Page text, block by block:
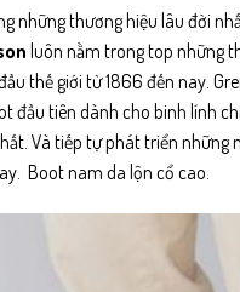
những thương hiệu lâu đời
luôn nằm trong top những
thế giới từ 1866 đến nay.
đầu tiên dành cho binh lính
Và tiếp tự phát triển những
Boot nam da lộn cổ cao.